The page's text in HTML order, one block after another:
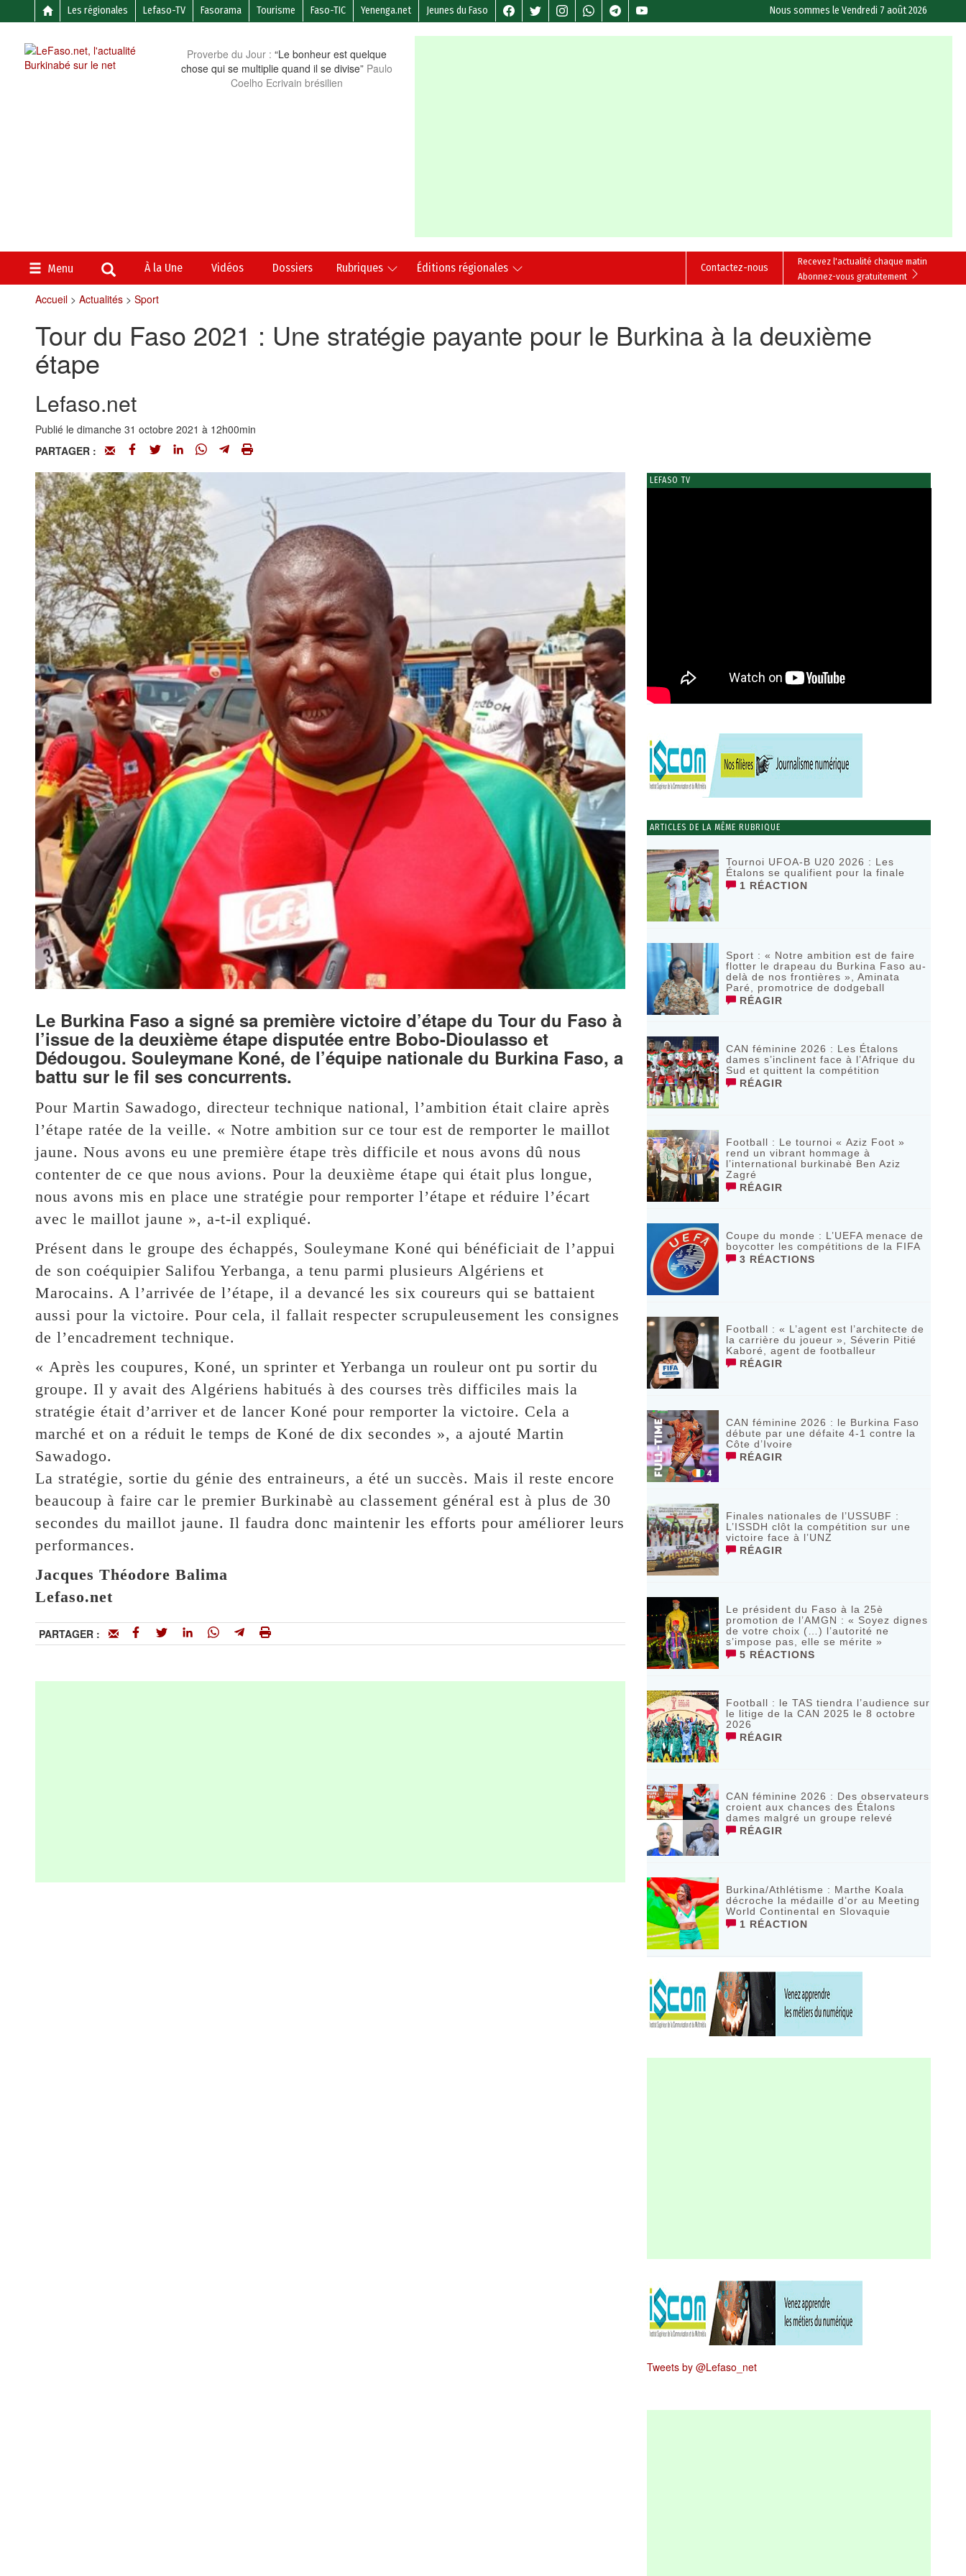
Les régionales Lefaso-TV Fasorama Tourisme Faso-TIC Yenenga.net Jeunes du Faso Nous sommes leVendredi 7 août 2026
Proverbe du Jour : “Le bonheur est quelque
chose qui se multiplie quand il se divise” Paulo
Coelho Ecrivain brésilien
Menu À la Une Vidéos Dossiers Rubriques Éditions régionales
Recevez l'actualité chaque matin
Abonnez-vous gratuitement
Contactez-nous
Accueil> Actualités> Sport
Tour du Faso 2021 : Une stratégie payante pour le Burkina à la deuxième
étape
Lefaso.net
Publié le dimanche 31 octobre 2021 à 12h00min
PARTAGER :
Le Burkina Faso a signé sa première victoire d’étape du Tour du Faso à
l’issue de la deuxième étape disputée entre Bobo-Dioulasso et
Dédougou. Souleymane Koné, de l’équipe nationale du Burkina Faso, a
battu sur le fil ses concurrents.
Pour Martin Sawadogo, directeur technique national, l’ambition était claire après
l’étape ratée de la veille. « Notre ambition sur ce tour est de remporter le maillot
jaune. Nous avons eu une première étape très difficile et nous avons dû nous
contenter de ce que nous avions. Pour la deuxième étape qui était plus longue,
nous avons mis en place une stratégie pour remporter l’étape et réduire l’écart
avec le maillot jaune », a-t-il expliqué.
Présent dans le groupe des échappés, Souleymane Koné qui bénéficiait de l’appui
de son coéquipier Salifou Yerbanga, a tenu parmi plusieurs Algériens et
Marocains. A l’arrivée de l’étape, il a devancé les six coureurs qui se battaient
aussi pour la victoire. Pour cela, il fallait respecter scrupuleusement les consignes
de l’encadrement technique.
« Après les coupures, Koné, un sprinter et Yerbanga un rouleur ont pu sortir du
groupe. Il y avait des Algériens habitués à des courses très difficiles mais la
stratégie était d’arriver et de lancer Koné pour remporter la victoire. Cela a
marché et on a réduit le temps de Koné de dix secondes », a ajouté Martin
Sawadogo.
La stratégie, sortie du génie des entraineurs, a été un succès. Mais il reste encore
beaucoup à faire car le premier Burkinabè au classement général est à plus de 30
secondes du maillot jaune. Il faudra donc maintenir les efforts pour améliorer leurs
performances.
Jacques Théodore Balima
Lefaso.net
PARTAGER :
LEFASO TV
ARTICLES DE LA MÊME RUBRIQUE
Tournoi UFOA-B U20 2026 : Les
Étalons se qualifient pour la finale
1 RÉACTION
Sport : « Notre ambition est de faire
flotter le drapeau du Burkina Faso au-
delà de nos frontières », Aminata
Paré, promotrice de dodgeball
RÉAGIR
CAN féminine 2026 : Les Étalons
dames s’inclinent face à l’Afrique du
Sud et quittent la compétition
RÉAGIR
Football : Le tournoi « Aziz Foot »
rend un vibrant hommage à
l’international burkinabè Ben Aziz
Zagré
RÉAGIR
Coupe du monde : L’UEFA menace de
boycotter les compétitions de la FIFA
3 RÉACTIONS
Football : « L’agent est l’architecte de
la carrière du joueur », Séverin Pitié
Kaboré, agent de footballeur
RÉAGIR
CAN féminine 2026 : le Burkina Faso
débute par une défaite 4-1 contre la
Côte d’Ivoire
RÉAGIR
Finales nationales de l’USSUBF :
L’ISSDH clôt la compétition sur une
victoire face à l’UNZ
RÉAGIR
Le président du Faso à la 25è
promotion de l’AMGN : « Soyez dignes
de votre choix (…) l’autorité ne
s’impose pas, elle se mérite »
5 RÉACTIONS
Football : le TAS tiendra l’audience sur
le litige de la CAN 2025 le 8 octobre
2026
RÉAGIR
CAN féminine 2026 : Des observateurs
croient aux chances des Étalons
dames malgré un groupe relevé
RÉAGIR
Burkina/Athlétisme : Marthe Koala
décroche la médaille d’or au Meeting
World Continental en Slovaquie ‎
1 RÉACTION
Tweets by @Lefaso_net